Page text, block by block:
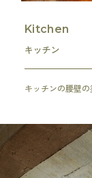
Kitchen
キッチン
キッチンの腰壁の